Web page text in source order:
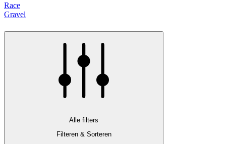
Race
Gravel
Alle filters
Filteren & Sorteren